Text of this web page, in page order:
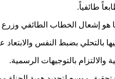
طائفياً.
هو إشعال الخطاب الطائفي وزرع
بالتحلي بضبط النفس
بالتوجيهات الرسمية.